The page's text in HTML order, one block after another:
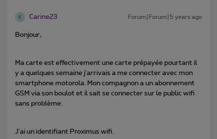
C Carine23 Forum|Forum|5 years ago
Bonjour,
Ma carte est effectivement une carte prépayée pourtant il
y a quelques semaine j'arrivais a me connecter avec mon
smartphone motorola. Mon compagnon a un abonnement
GSM via son boulot et il sait se connecter sur le public wifi
sans problème.
J'ai un identifiant Proximus wifi.